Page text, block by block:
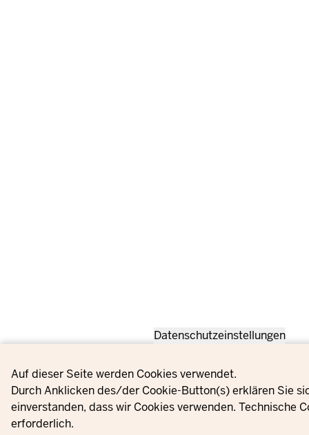
Privacy settings
Datenschutzeinstellungen
Auf dieser Seite werden Cookies verwendet.
Durch Anklicken des/der Cookie-Button(s) erklären Sie
einverstanden, dass wir Cookies verwenden. Technische
erforderlich.